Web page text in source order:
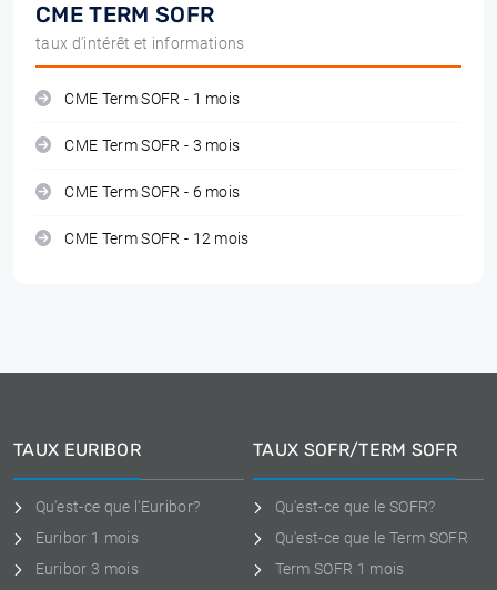
CME TERM SOFR
taux d'intérêt et informations
CME Term SOFR - 1 mois
CME Term SOFR - 3 mois
CME Term SOFR - 6 mois
CME Term SOFR - 12 mois
TAUX EURIBOR
Qu'est-ce que l'Euribor?
Euribor 1 mois
Euribor 3 mois
TAUX SOFR/TERM SOFR
Qu'est-ce que le SOFR?
Qu'est-ce que le Term SOFR
Term SOFR 1 mois